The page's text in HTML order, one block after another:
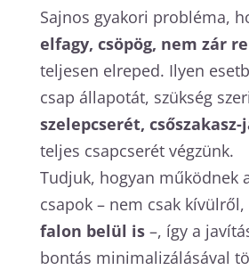
Sajnos gyakori probléma,
elfagy, csöpög, nem zár
teljesen elreped. Ilyen
csap állapotát, szükség
szelepcserét,
teljes csapcserét végzünk.
Tudjuk, hogyan működnek
csapok – nem csak
falon belül is–, így a
bontás minimalizálásával